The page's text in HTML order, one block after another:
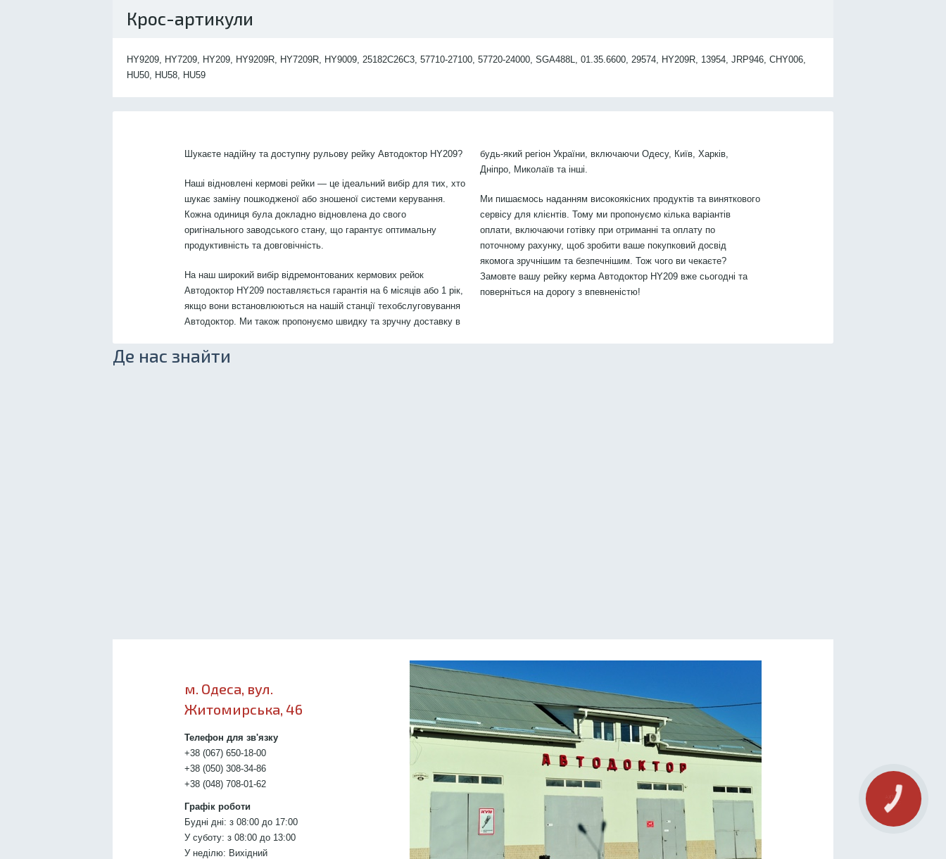
Крос-артикули
HY9209, HY7209, HY209, HY9209R, HY7209R, HY9009, 25182C26C3, 57710-27100, 57720-24000, SGA488L, 01.35.6600, 29574, HY209R, 13954, JRP946, CHY006,
HU50, HU58, HU59
Шукаєте надійну та доступну рульову рейку Автодоктор HY209?
Наші відновлені кермові рейки — це ідеальний вибір для тих, хто
шукає заміну пошкодженої або зношеної системи керування.
Кожна одиниця була докладно відновлена до свого
оригінального заводського стану, що гарантує оптимальну
продуктивність та довговічність.
На наш широкий вибір відремонтованих кермових рейок
Автодоктор HY209 поставляється гарантія на 6 місяців або 1 рік,
якщо вони встановлюються на нашій станції техобслуговування
Автодоктор. Ми також пропонуємо швидку та зручну доставку в
будь-який регіон України, включаючи Одесу, Київ, Харків,
Дніпро, Миколаїв та інші.
Ми пишаємось наданням високоякісних продуктів та виняткового
сервісу для клієнтів. Тому ми пропонуємо кілька варіантів
оплати, включаючи готівку при отриманні та оплату по
поточному рахунку, щоб зробити ваше покупковий досвід
якомога зручнішим та безпечнішим. Тож чого ви чекаєте?
Замовте вашу рейку керма Автодоктор HY209 вже сьогодні та
поверніться на дорогу з впевненістю!
Де нас знайти
м. Одеса, вул.
Житомирська, 46
Телефон для зв'язку
+38 (067) 650-18-00
+38 (050) 308-34-86
+38 (048) 708-01-62
Графік роботи
Будні дні: з 08:00 до 17:00
У суботу: з 08:00 до 13:00
У неділю: Вихідний
КНОПКА
СВЯЗИ